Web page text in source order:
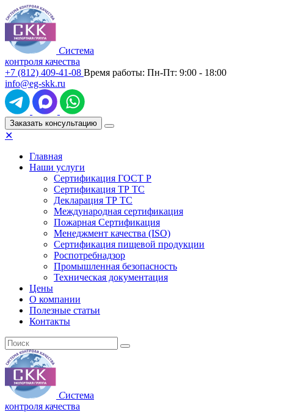
Система
контроля качества
+7 (812) 409-41-08 Время работы: Пн-Пт: 9:00 - 18:00
info@eg-skk.ru
Заказать консультацию
✕
Главная
Наши услуги
Сертификация ГОСТ Р
Сертификация ТР ТС
Декларация ТР ТС
Международная сертификация
Пожарная Сертификация
Менеджмент качества (ISO)
Сертификация пищевой продукции
Роспотребнадзор
Промышленная безопасность
Техническая документация
Цены
О компании
Полезные статьи
Контакты
Система
контроля качества